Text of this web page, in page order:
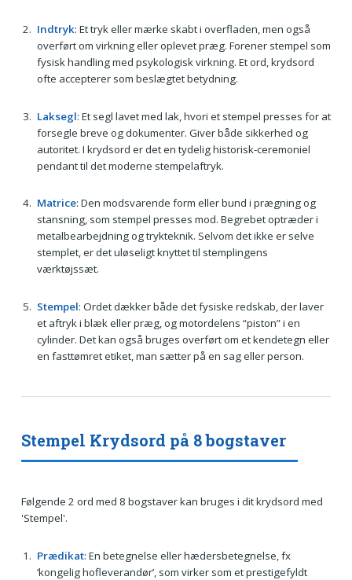
Indtryk: Et tryk eller mærke skabt i overfladen, men også
overført om virkning eller oplevet præg. Forener stempel som
fysisk handling med psykologisk virkning. Et ord, krydsord
ofte accepterer som beslægtet betydning.
Laksegl: Et segl lavet med lak, hvori et stempel presses for at
forsegle breve og dokumenter. Giver både sikkerhed og
autoritet. I krydsord er det en tydelig historisk-ceremoniel
pendant til det moderne stempelaftryk.
Matrice: Den modsvarende form eller bund i prægning og
stansning, som stempel presses mod. Begrebet optræder i
metalbearbejdning og trykteknik. Selvom det ikke er selve
stemplet, er det uløseligt knyttet til stemplingens
værktøjssæt.
Stempel: Ordet dækker både det fysiske redskab, der laver
et aftryk i blæk eller præg, og motordelens “piston” i en
cylinder. Det kan også bruges overført om et kendetegn eller
en fasttømret etiket, man sætter på en sag eller person.
Stempel Krydsord på 8 bogstaver
Følgende 2 ord med 8 bogstaver kan bruges i dit krydsord med
'Stempel'.
Prædikat: En betegnelse eller hædersbetegnelse, fx
’kongelig hofleverandør’, som virker som et prestigefyldt